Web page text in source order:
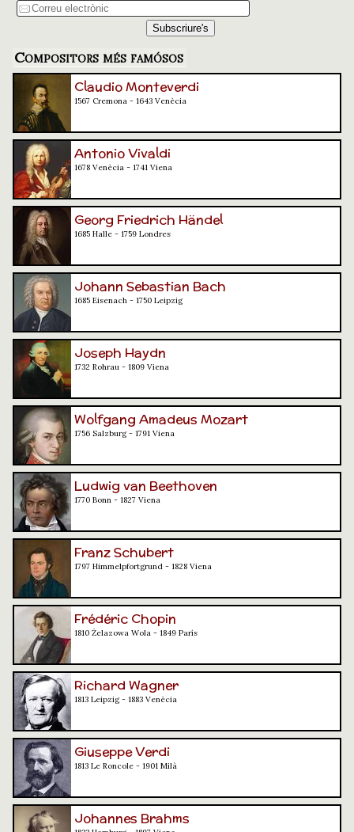
Compositors més famósos
Claudio Monteverdi
1567 Cremona - 1643 Venècia
Antonio Vivaldi
1678 Venècia - 1741 Viena
Georg Friedrich Händel
1685 Halle - 1759 Londres
Johann Sebastian Bach
1685 Eisenach - 1750 Leipzig
Joseph Haydn
1732 Rohrau - 1809 Viena
Wolfgang Amadeus Mozart
1756 Salzburg - 1791 Viena
Ludwig van Beethoven
1770 Bonn - 1827 Viena
Franz Schubert
1797 Himmelpfortgrund - 1828 Viena
Frédéric Chopin
1810 Żelazowa Wola - 1849 París
Richard Wagner
1813 Leipzig - 1883 Venècia
Giuseppe Verdi
1813 Le Roncole - 1901 Milà
Johannes Brahms